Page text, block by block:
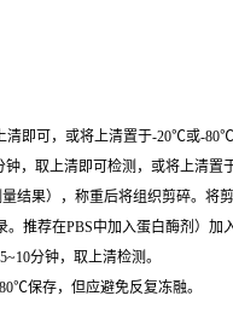
即可，或将上清置于-20℃或-80℃
，取上清即可检测，或将上清
结果），称重后将组织剪碎。将
推荐在PBS中加入蛋白酶剂）加
分钟，取上清检测。
保存，但应避免反复冻融。